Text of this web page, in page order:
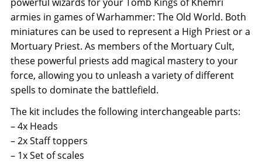
armies in games of Warhammer: The Old World. Both
miniatures can be used to represent a High Priest or a
Mortuary Priest. As members of the Mortuary Cult,
these powerful priests add magical mastery to your
force, allowing you to unleash a variety of different
spells to dominate the battlefield.
The kit includes the following interchangeable parts:
– 4x Heads
– 2x Staff toppers
– 1x Set of scales